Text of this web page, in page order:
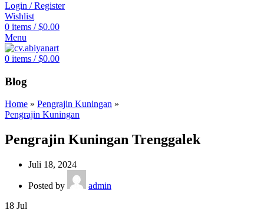
Login / Register
Wishlist
0 items / $0.00
Menu
0 items / $0.00
Blog
Home » Pengrajin Kuningan »
Pengrajin Kuningan
Pengrajin Kuningan Trenggalek
Juli 18, 2024
Posted by
admin
18 Jul